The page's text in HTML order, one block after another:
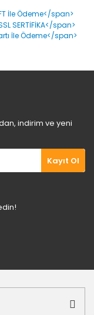
indirim ve yeni
Kayıt Ol